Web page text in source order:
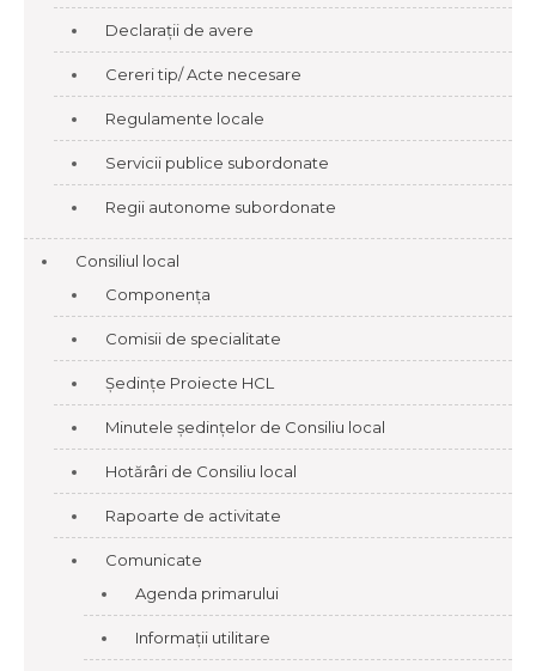
Declarații de avere
Cereri tip/ Acte necesare
Regulamente locale
Servicii publice subordonate
Regii autonome subordonate
Consiliul local
Componența
Comisii de specialitate
Ședințe Proiecte HCL
Minutele ședințelor de Consiliu local
Hotărâri de Consiliu local
Rapoarte de activitate
Comunicate
Agenda primarului
Informații utilitare